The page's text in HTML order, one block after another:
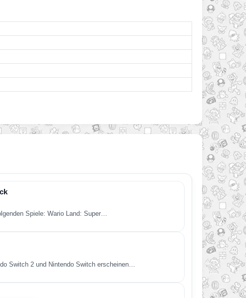
Spiele: Wario Land: Super…
Switch 2 und Nintendo Switch erscheinen…